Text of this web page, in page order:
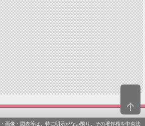
画像・図表等は、特に明示がない限り、その著作権を中央法